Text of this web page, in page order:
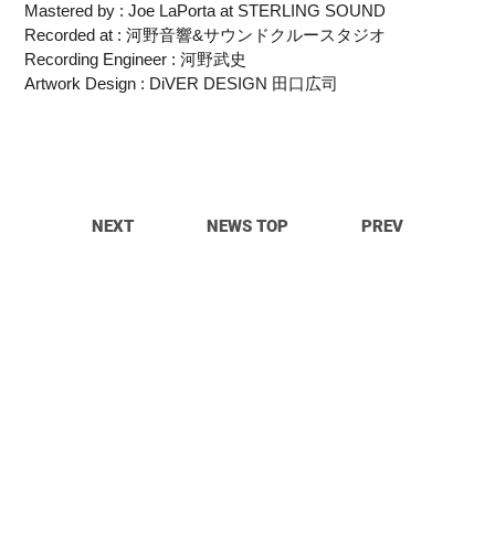
Mastered by : Joe LaPorta at STERLING SOUND
Recorded at : 河野音響&サウンドクルースタジオ
Recording Engineer : 河野武史
Artwork Design : DiVER DESIGN 田口広司
NEXT NEWS TOP PREV